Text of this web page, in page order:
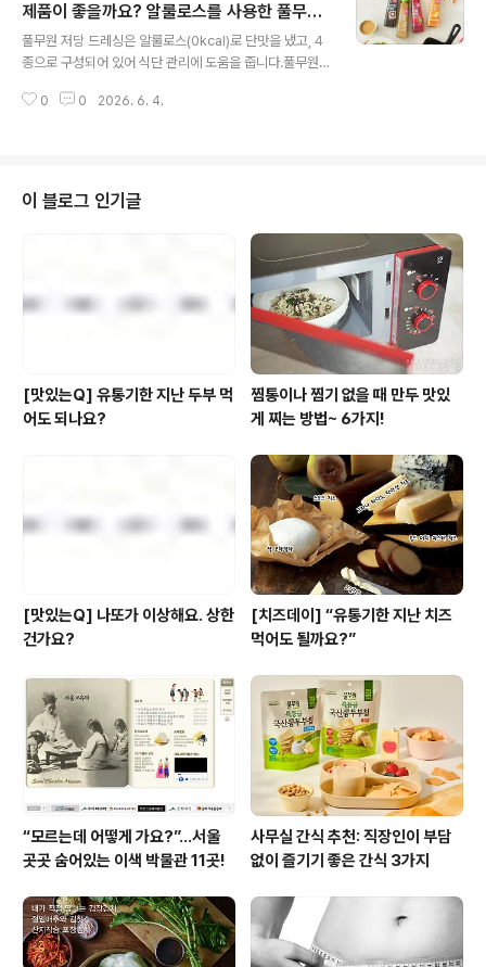
수를 살짝 얼려서 먹으면고기의 육향에 청량감까지 느끼실
수 있어요. 맛있게 먹는 팁: 삶은 달걀이나 아삭한 오이를
곁들이면 좋아요. 또, 풀무원 반듯한식 떡갈비와 함께 드시
면 더욱 풍성한 맛을 즐길 수 있습니다.칼로리: 1인분(423
g)당 430kcal [1분 완성 조리법]800cc(약 4컵)의 끓는
제품이 좋을까요? 알룰로스를 사용한 풀무원
저당 드레싱 4종 비교
풀무원 저당 드레싱은 알룰로스(0kcal)로 단맛을 냈고, 4
종으로 구성되어 있어 식단 관리에 도움을 줍니다.풀무원
드에 곁들여도 가볍고 건강한 느낌을 받을 수 있습니다.오
로스(0kcal)로 단맛을 내어100g당 5g 미만의 저당 조건
을 충족하는 제품이에요.4가지 맛의 소스로 맛있고 다양하
게식단 관리를 할 수 있어요. 또, 풀무원의 깐깐한 무첨가
원칙으로 만들어져 더욱 안심하고 드실 수 있답니다. 풀무
원 저당 드레싱 4종, 어떤 제품을 선택해야 할까요?짭짤한
감칠맛이 필요할 때는 ..
0 0 2026. 6. 4.
이 블로그 인기글
[맛있는Q] 유통기한 지난 두부 먹
어도 되나요?
찜통이나 찜기 없을 때 만두 맛있
게 찌는 방법~ 6가지!
[맛있는Q] 나또가 이상해요. 상한
건가요?
[치즈데이] “유통기한 지난 치즈
먹어도 될까요?”
“모르는데 어떻게 가요?”...서울
곳곳 숨어있는 이색 박물관 11곳!
사무실 간식 추천: 직장인이 부담
없이 즐기기 좋은 간식 3가지